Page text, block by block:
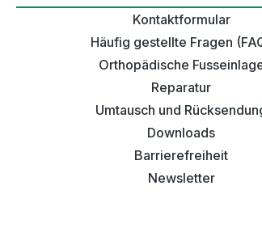
Kontaktformular
Häufig gestellte Fragen
Orthopädische
Reparatur
Umtausch und
Downloads
Barrierefreiheit
Newsletter